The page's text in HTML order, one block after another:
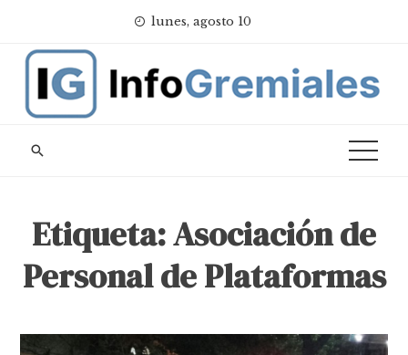
content
lunes, agosto 10
Etiqueta:Asociación de
Personal de Plataformas